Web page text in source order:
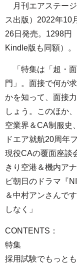
月刊エアステージ
ス出版）2022年10
26日発売。1298円
Kindle版も同額）。
「特集は「超・面
門」。面接で何が
かを知って、面接
しょう。このほか
空業界＆CA制服史
ドエア就航20周年
現役CAの覆面座談
きり空港＆機内ア
ビ朝日のドラマ『
＆中村アンさんで
しなく」
CONTENTS：
特集
採用試験でもっと